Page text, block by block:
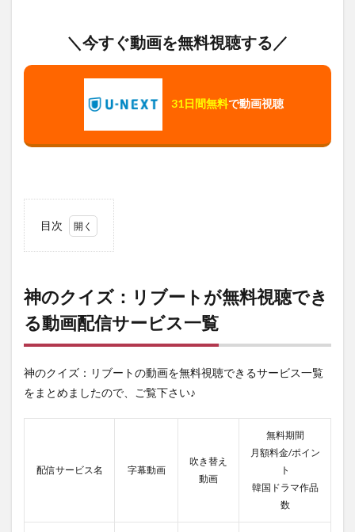
＼今すぐ動画を無料視聴する／
31日間無料で動画視聴
目次
ズ：
リブ
ート
が無
料視
きる
動画
サー
2
神のクイズ：リブートが無料視聴でき
る動画配信サービス一覧
神のクイズ：リブートの動画を無料視聴できるサービス一覧
をまとめましたので、ご覧下さい♪
配信サービス名 字幕動画
吹き替え
動画
無料期間
月額料金/ポイン
ト
韓国ドラマ作品
数